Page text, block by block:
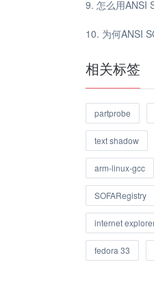
怎么用ANSI
为何ANSI
相关标签
partprobe
text shadow
arm-linux-gcc
SOFARegistry
internet
fedora 33